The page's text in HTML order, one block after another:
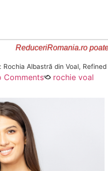
ReduceriRomania.ro
Rochia Albastră din Voal,
Comments rochie voal